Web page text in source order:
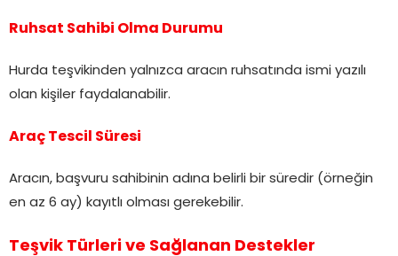
Ruhsat Sahibi Olma Durumu
Hurda teşvikinden yalnızca aracın ruhsatında ismi yazılı
olan kişiler faydalanabilir.
Araç Tescil Süresi
Aracın, başvuru sahibinin adına belirli bir süredir (örneğin
en az 6 ay) kayıtlı olması gerekebilir.
Teşvik Türleri ve Sağlanan Destekler